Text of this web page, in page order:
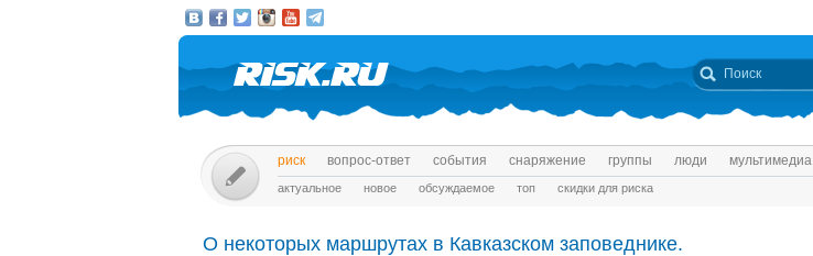
риск вопрос-ответ события снаряжение группы люди мультимедиа
актуальное новое обсуждаемое топ скидки для риска
О некоторых маршрутах в Кавказском заповеднике.